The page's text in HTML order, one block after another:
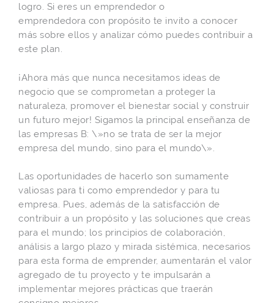
logro. Si eres un emprendedor o
emprendedora con propósito te invito a conocer
más sobre ellos y analizar cómo puedes contribuir a
este plan.
¡Ahora más que nunca necesitamos ideas de
negocio que se comprometan a proteger la
naturaleza, promover el bienestar social y construir
un futuro mejor! Sigamos la principal enseñanza de
las empresas B: \»no se trata de ser la mejor
empresa del mundo, sino para el mundo\».
Las oportunidades de hacerlo son sumamente
valiosas para ti como emprendedor y para tu
empresa. Pues, además de la satisfacción de
contribuir a un propósito y las soluciones que creas
para el mundo; los principios de colaboración,
análisis a largo plazo y mirada sistémica, necesarios
para esta forma de emprender, aumentarán el valor
agregado de tu proyecto y te impulsarán a
implementar mejores prácticas que traerán